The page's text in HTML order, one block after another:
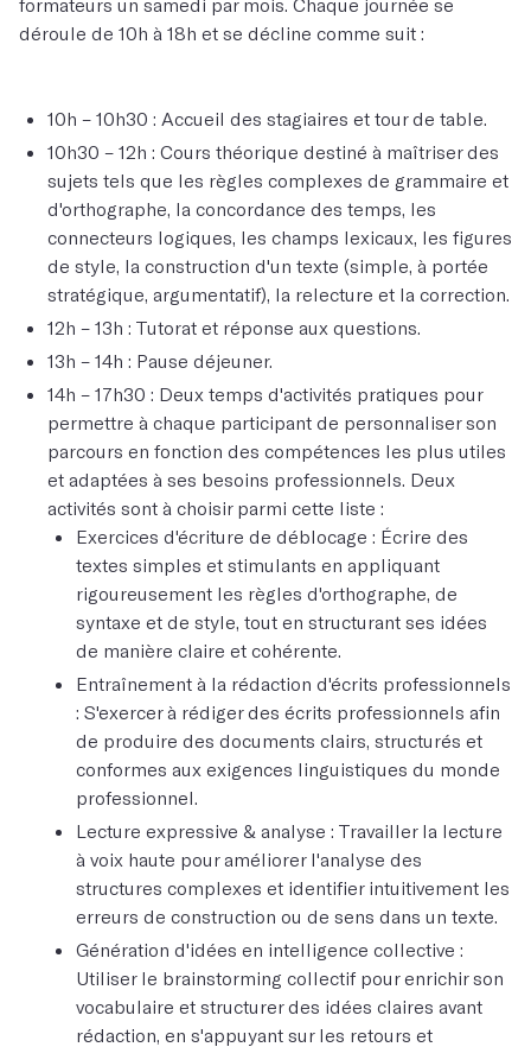
déroule de 10h à 18h et se décline comme suit :
10h – 10h30 : Accueil des stagiaires et tour de table.
10h30 – 12h : Cours théorique destiné à maîtriser des
sujets tels que les règles complexes de grammaire et
d'orthographe, la concordance des temps, les
connecteurs logiques, les champs lexicaux, les figures
de style, la construction d'un texte (simple, à portée
stratégique, argumentatif), la relecture et la correction.
12h – 13h : Tutorat et réponse aux questions.
13h – 14h : Pause déjeuner.
14h – 17h30 : Deux temps d'activités pratiques pour
permettre à chaque participant de personnaliser son
parcours en fonction des compétences les plus utiles
et adaptées à ses besoins professionnels. Deux
activités sont à choisir parmi cette liste :
Exercices d'écriture de déblocage : Écrire des
textes simples et stimulants en appliquant
rigoureusement les règles d'orthographe, de
syntaxe et de style, tout en structurant ses idées
de manière claire et cohérente.
Entraînement à la rédaction d'écrits professionnels
: S'exercer à rédiger des écrits professionnels afin
de produire des documents clairs, structurés et
conformes aux exigences linguistiques du monde
professionnel.
Lecture expressive & analyse : Travailler la lecture
à voix haute pour améliorer l'analyse des
structures complexes et identifier intuitivement les
erreurs de construction ou de sens dans un texte.
Génération d'idées en intelligence collective :
Utiliser le brainstorming collectif pour enrichir son
vocabulaire et structurer des idées claires avant
rédaction, en s'appuyant sur les retours et